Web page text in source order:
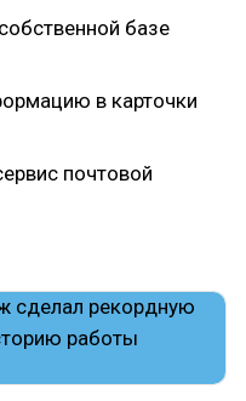
базе
в карточки
почтовой